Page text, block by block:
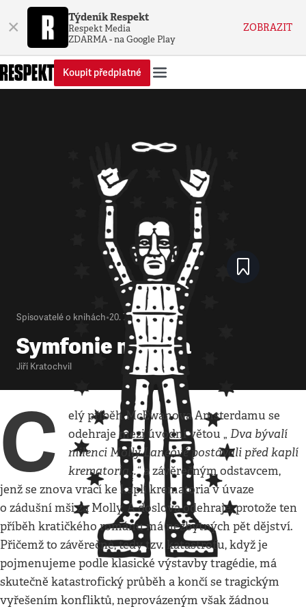
× Týdeník Respekt
Respekt Media
ZDARMA - na Google Play
ZOBRAZIT
Koupit předplatné
Spisovatelé o knihách•20. 7. 2012•7minut
Symfonie milénia
Jiří Kratochvil
C
elý příběh McEwanova Amsterdamu se
odehraje mezi úvodní větou „Dva bývalí
milenci Molly Laneové postávali před kaplí
krematoria…“a závěrečným odstavcem,
jenž se znova vrací ke kapli krematoria v úvaze
o zádušní mši za Molly. A doslova odehraje, protože ten
příběh kratičkého románu má nezbytných pět dějství.
Přičemž to závěrečné, tedy tzv. katastrofu, když je
pojmenujeme podle klasické výstavby tragédie, má
skutečně katastrofický průběh a končí se tragickým
vyřešením konfliktů, neprovázeným však žádnou